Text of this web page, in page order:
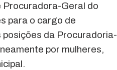
Procuradora-Geral do
para o cargo de
posições da Procuradoria-
por mulheres,